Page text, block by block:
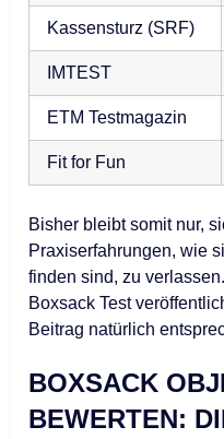
Kassensturz (SRF)
IMTEST
ETM Testmagazin
Fit for Fun
Bisher bleibt somit nur,
Praxiserfahrungen, wie
finden sind, zu
Boxsack Test
Beitrag natürlich
BOXSACK
BEWERTEN: